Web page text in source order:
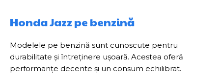
Honda Jazz pe benzină
Modelele pe benzină sunt cunoscute pentru
durabilitate și întreținere ușoară. Acestea oferă
performanțe decente și un consum echilibrat.